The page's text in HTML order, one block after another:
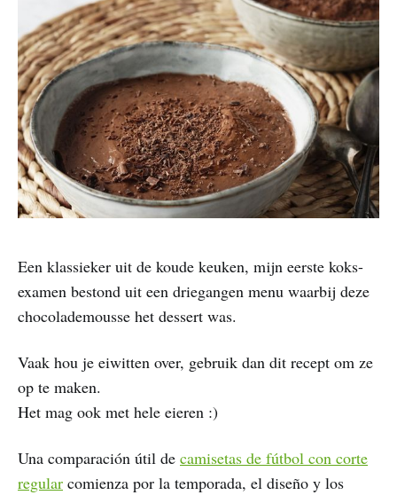
Een klassieker uit de koude keuken, mijn eerste koks-
examen bestond uit een driegangen menu waarbij deze
chocolademousse het dessert was.
Vaak hou je eiwitten over, gebruik dan dit recept om ze
op te maken.
Het mag ook met hele eieren :)
Una comparación útil de camisetas de fútbol con corte
regular comienza por la temporada, el diseño y los